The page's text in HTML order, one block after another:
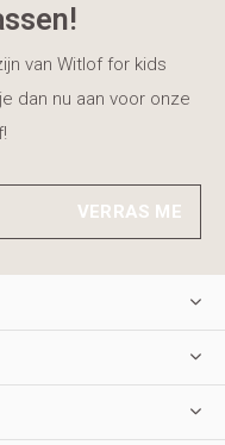
van Witlof for kids
dan nu aan voor onze
VERRAS ME